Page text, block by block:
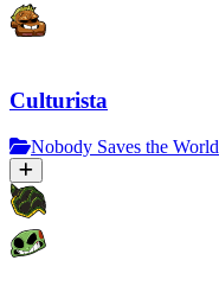
Culturista
Nobody Saves the World